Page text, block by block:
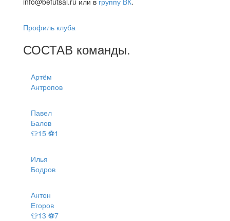
Профиль клуба
СОСТАВ команды.
Артём
Антропов
Павел
Балов
👕15 ⚽1
Илья
Бодров
Антон
Егоров
👕13 ⚽7